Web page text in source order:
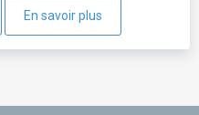
En savoir plus